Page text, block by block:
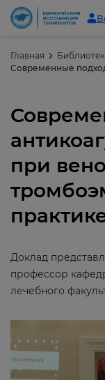
Главная
при
Доклад
профессор
лечебного